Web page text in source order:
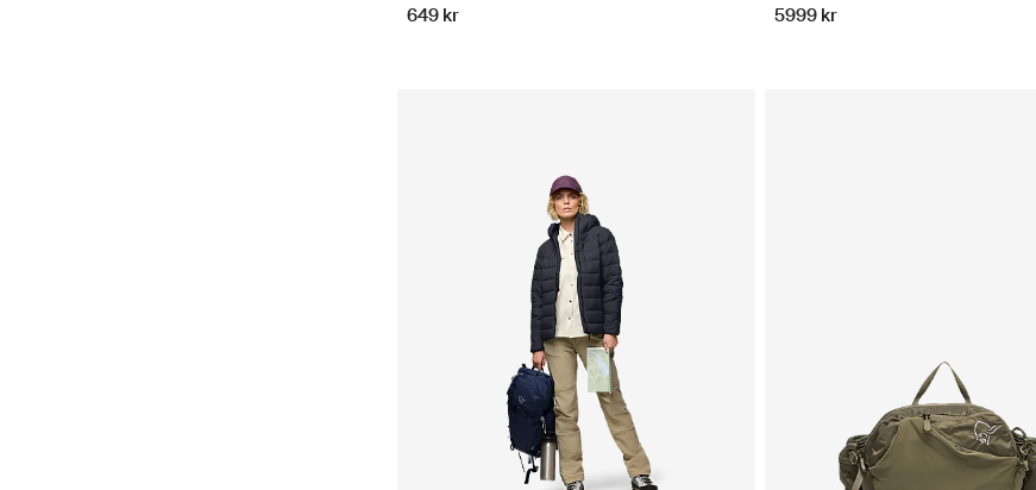
649 kr 5999 kr